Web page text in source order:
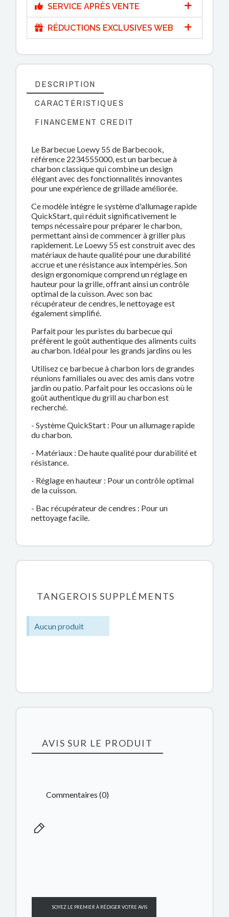
SERVICE APRÈS VENTE
RÉDUCTIONS EXCLUSIVES WEB
DESCRIPTION
CARACTÉRISTIQUES
FINANCEMENT CREDIT
Le Barbecue Loewy 55 de Barbecook,
référence 2234555000, est un barbecue à
charbon classique qui combine un design
élégant avec des fonctionnalités innovantes
pour une expérience de grillade améliorée.
Ce modèle intègre le système d'allumage rapide
QuickStart, qui réduit significativement le
temps nécessaire pour préparer le charbon,
permettant ainsi de commencer à griller plus
rapidement. Le Loewy 55 est construit avec des
matériaux de haute qualité pour une durabilité
accrue et une résistance aux intempéries. Son
design ergonomique comprend un réglage en
hauteur pour la grille, offrant ainsi un contrôle
optimal de la cuisson. Avec son bac
récupérateur de cendres, le nettoyage est
également simplifié.
Parfait pour les puristes du barbecue qui
préfèrent le goût authentique des aliments cuits
au charbon. Idéal pour les grands jardins ou les
Utilisez ce barbecue à charbon lors de grandes
réunions familiales ou avec des amis dans votre
jardin ou patio. Parfait pour les occasions où le
goût authentique du grill au charbon est
recherché.
- Système QuickStart : Pour un allumage rapide
du charbon.
- Matériaux : De haute qualité pour durabilité et
résistance.
- Réglage en hauteur : Pour un contrôle optimal
de la cuisson.
- Bac récupérateur de cendres : Pour un
nettoyage facile.
TANGEROIS SUPPLÉMENTS
Aucun produit
AVIS SUR LE PRODUIT
Commentaires (0)
SOYEZ LE PREMIER À RÉDIGER VOTRE AVIS